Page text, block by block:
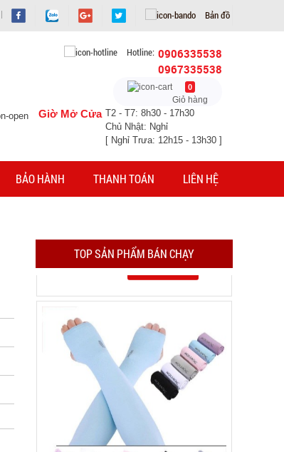
Bản đồ
Hotline: 0906335538
0967335538
0
Giỏ hàng
Giờ Mở Cửa T2 - T7: 8h30 - 17h30
Chủ Nhật: Nghỉ
[ Nghỉ Trưa: 12h15 - 13h30 ]
BẢO HÀNH THANH TOÁN LIÊN HỆ
TOP SẢN PHẨM BÁN CHẠY
Găng tay Slim túi nilon rẻ ( T1000 )
TÌNH TRẠNG:CÒN HÀNG
Bảo hành: Test , Cân nặng :
0.3kg
Đặt hàng